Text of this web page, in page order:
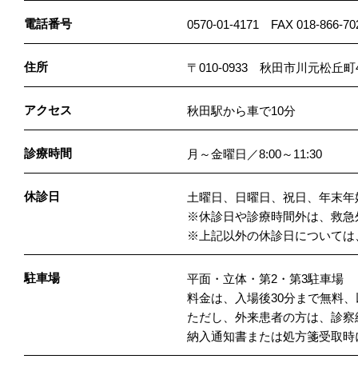
電話番号 0570-01-4171 FAX 018-866-
住所 〒010-0933 秋田市川元松丘町
アクセス 秋田駅から車で10分
診療時間 月～金曜日／8:00～11:30
休診日
土曜日、日曜日、祝日、年末
※休診日や診療時間外は、救
※上記以外の休診日について
駐車場
平面・立体・第2・第3駐車場
料金は、入場後30分まで無料
ただし、外来患者の方は、診
納入通知書または処方箋受取